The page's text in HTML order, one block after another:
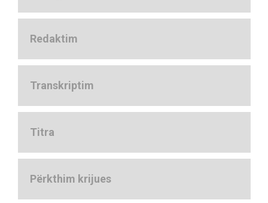
Redaktim
Transkriptim
Titra
Përkthim krijues